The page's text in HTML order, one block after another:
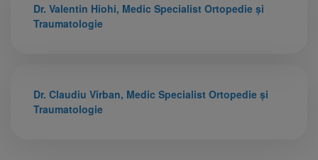
Dr. Valentin Hiohi, Medic Specialist Ortopedie și
Traumatologie
Dr. Claudiu Vîrban, Medic Specialist Ortopedie și
Traumatologie